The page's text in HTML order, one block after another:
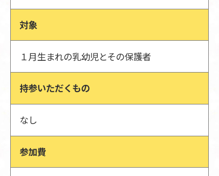
対象
１月生まれの乳幼児とその保護者
持参いただくもの
なし
参加費